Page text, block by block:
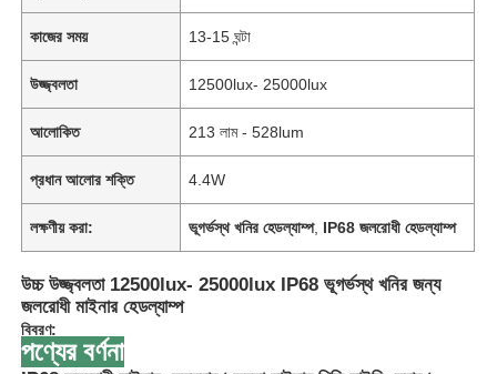
কাজের সময় 13-15 ঘন্টা
উজ্জ্বলতা 12500lux- 25000lux
আলোকিত 213 লাম - 528lum
প্রধান আলোর শক্তি 4.4W
লক্ষণীয় করা: ভূগর্ভস্থ খনির হেডল্যাম্প, IP68 জলরোধী হেডল্যাম্প
উচ্চ উজ্জ্বলতা 12500lux- 25000lux IP68 ভূগর্ভস্থ খনির জন্য
জলরোধী মাইনার হেডল্যাম্প
বিবরণ:
পণ্যের বর্ণনা